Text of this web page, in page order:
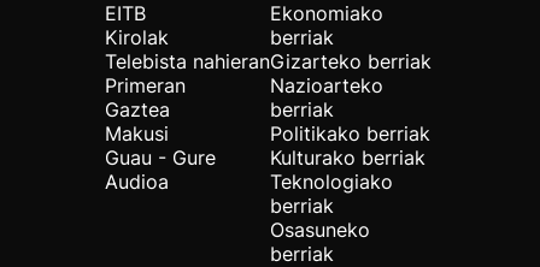
EITB
Kirolak
Telebista nahieran
Primeran
Gaztea
Makusi
Guau - Gure
Audioa
Ekonomiako
berriak
Gizarteko berriak
Nazioarteko
berriak
Politikako berriak
Kulturako berriak
Teknologiako
berriak
Osasuneko
berriak